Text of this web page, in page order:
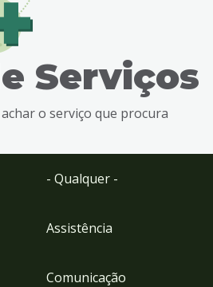
Serviços
o serviço que procura
- Qualquer -
Assistência
Comunicação